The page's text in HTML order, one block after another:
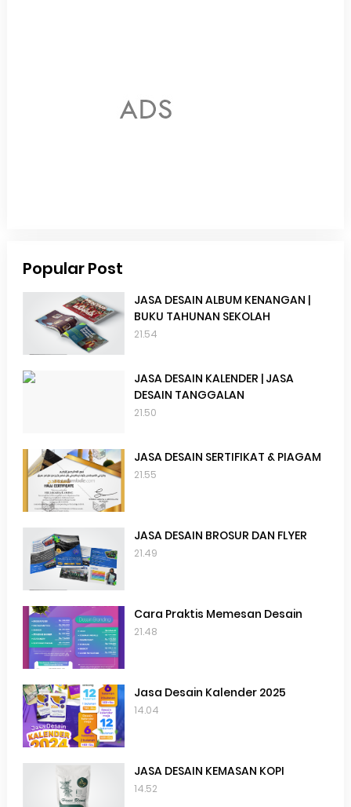
Popular Post
JASA DESAIN ALBUM KENANGAN |
BUKU TAHUNAN SEKOLAH
21.54
JASA DESAIN KALENDER | JASA
DESAIN TANGGALAN
21.50
JASA DESAIN SERTIFIKAT & PIAGAM
21.55
JASA DESAIN BROSUR DAN FLYER
21.49
Cara Praktis Memesan Desain
21.48
Jasa Desain Kalender 2025
14.04
JASA DESAIN KEMASAN KOPI
14.52